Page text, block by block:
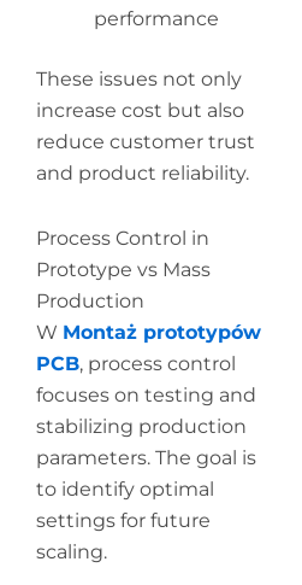
performance
These issues not only
increase cost but also
reduce customer trust
and product reliability.
Process Control in
Prototype vs Mass
Production
W Montaż prototypów
PCB, process control
focuses on testing and
stabilizing production
parameters. The goal is
to identify optimal
settings for future
scaling.